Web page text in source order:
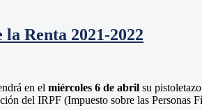
la Renta 2021-2022
en el miércoles 6 de abril su
del IRPF (Impuesto sobre las Personas